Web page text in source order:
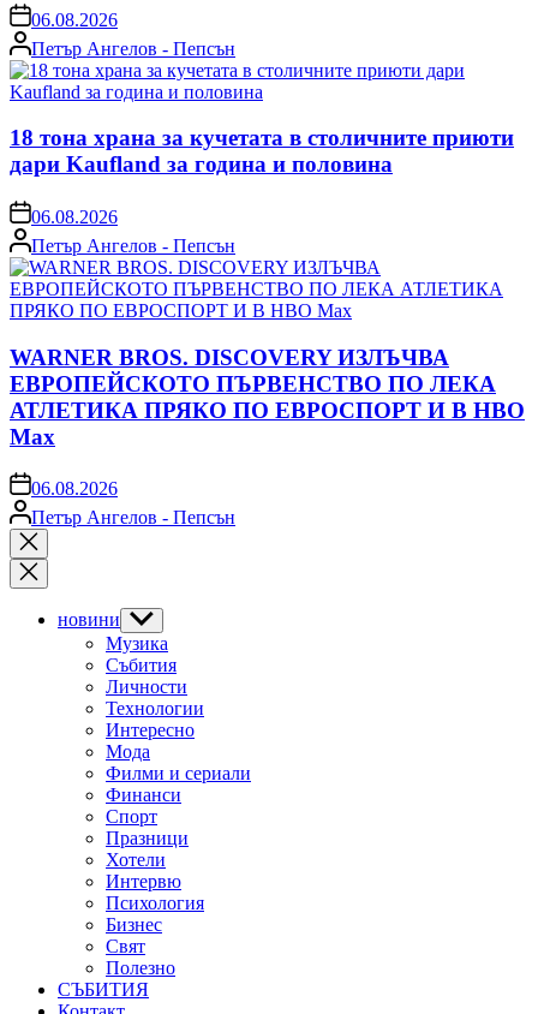
on06.08.2026
Posted
by
Петър Ангелов - Пепсън
18 тона храна за кучетата в столичните приюти
дари Kaufland за година и половина
on06.08.2026
Posted
by
Петър Ангелов - Пепсън
WARNER BROS. DISCOVERY ИЗЛЪЧВА
ЕВРОПЕЙСКОТО ПЪРВЕНСТВО ПО ЛЕКА
АТЛЕТИКА ПРЯКО ПО ЕВРОСПОРТ И В НВО
Мах
on06.08.2026
Posted
by
Петър Ангелов - Пепсън
Close
search
новини Show
sub
menu
Музика
Събития
Личности
Технологии
Интересно
Мода
Филми и сериали
Финанси
Спорт
Празници
Хотели
Интервю
Психология
Бизнес
Свят
Полезно
СЪБИТИЯ